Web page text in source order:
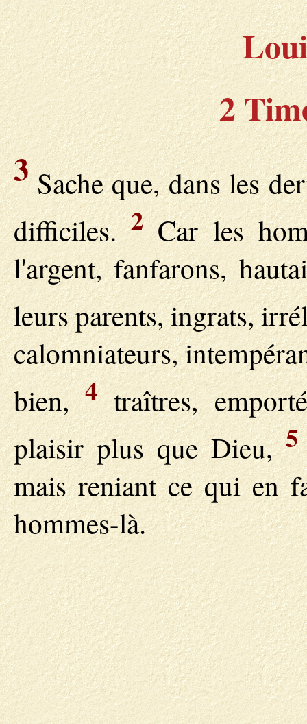
2
3Sache que, dans les
difficiles.2Car les
l'argent, fanfarons,
leurs parents, ingrats,
calomniateurs,
bien,4traîtres,
plaisir plus que Dieu,5
mais reniant ce qui en
hommes-là.